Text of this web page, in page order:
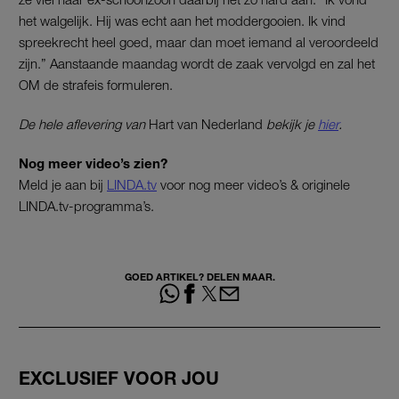
het walgelijk. Hij was echt aan het moddergooien. Ik vind
spreekrecht heel goed, maar dan moet iemand al veroordeeld
zijn.” Aanstaande maandag wordt de zaak vervolgd en zal het
OM de strafeis formuleren.
De hele aflevering van Hart van Nederland bekijk je hier.
Nog meer video’s zien?
Meld je aan bij LINDA.tv voor nog meer video’s & originele
LINDA.tv-programma’s.
GOED ARTIKEL? DELEN MAAR.
EXCLUSIEF VOOR JOU